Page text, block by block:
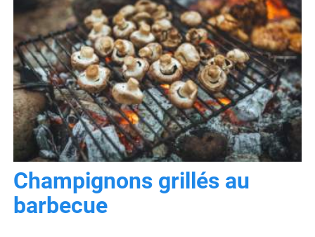
Champignons grillés au
barbecue